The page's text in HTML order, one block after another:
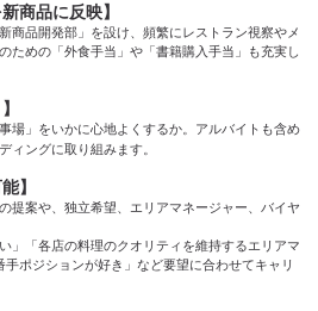
商品に反映】
商品開発部」を設け、頻繁にレストラン視察やメ
ための「外食手当」や「書籍購入手当」も充実し
場」をいかに心地よくするか。アルバイトも含め
ィングに取り組みます。
】
提案や、独立希望、エリアマネージャー、バイヤ
」「各店の料理のクオリティを維持するエリアマ
ポジションが好き」など要望に合わせてキャリ